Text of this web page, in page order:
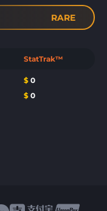
RARE
StatTrak™
$ 0
$ 0